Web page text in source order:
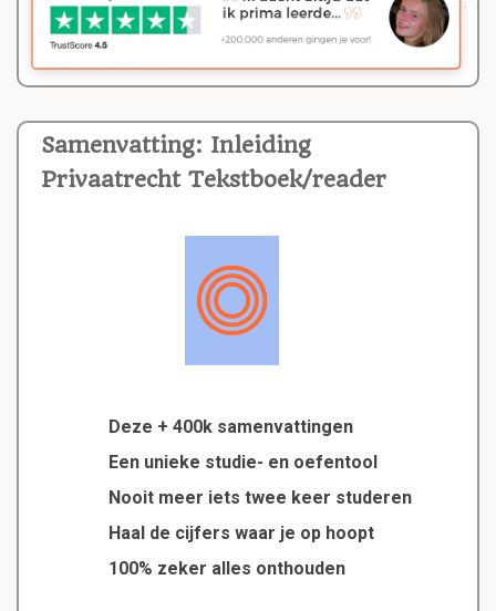
Samenvatting: Inleiding
Privaatrecht Tekstboek/reader
Deze + 400k samenvattingen
Een unieke studie- en oefentool
Nooit meer iets twee keer studeren
Haal de cijfers waar je op hoopt
100% zeker alles onthouden